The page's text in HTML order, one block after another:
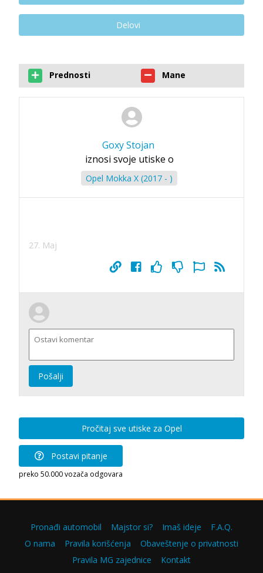
Delovi
Prednosti Mane
Goxy Stojan
iznosi svoje utiske o
Opel Mokka X (2017 - )
27. Maj
Pošalji
Pročitaj sve utiske za Opel
Postavi pitanje
preko 50.000 vozača odgovara
Pronađi automobil Majstor si? Imaš ideje
F.A.Q.
O nama
Pravila korišćenja
Obaveštenje o privatnosti
Pravila MG zajednice
Kontakt